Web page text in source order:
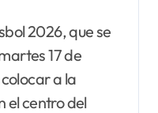
2026, que se
17 de
a la
el centro del